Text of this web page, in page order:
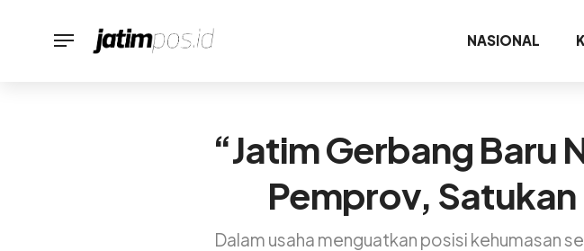
NASIONAL
“Jatim Gerbang Baru
Pemprov,
Dalam usaha menguatkan posisi kehumasan